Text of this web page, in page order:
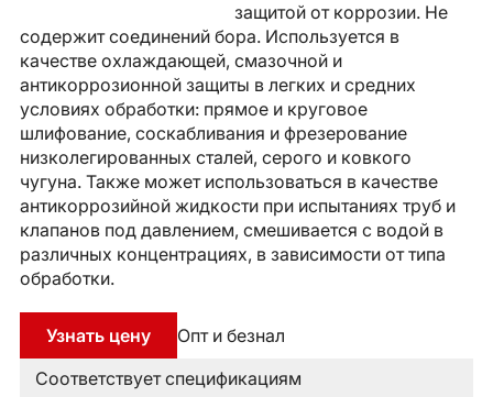
защитой от коррозии. Не
содержит соединений бора. Используется в
качестве охлаждающей, смазочной и
антикоррозионной защиты в легких и средних
условиях обработки: прямое и круговое
шлифование, соскабливания и фрезерование
низколегированных сталей, серого и ковкого
чугуна. Также может использоваться в качестве
антикоррозийной жидкости при испытаниях труб и
клапанов под давлением, смешивается с водой в
различных концентрациях, в зависимости от типа
обработки.
Узнать цену
Опт и безнал
Соответствует спецификациям